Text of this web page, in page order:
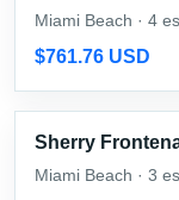
Miami Beach · 4
$761.76 USD
Sherry
Miami Beach · 3